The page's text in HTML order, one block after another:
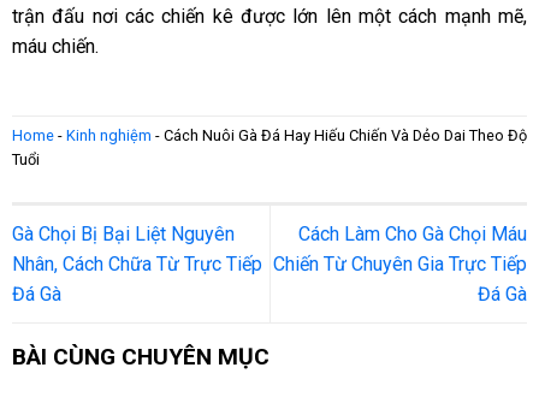
trận đấu nơi các chiến kê được lớn lên một cách mạnh mẽ,
máu chiến.
Home- Kinh nghiệm - Cách Nuôi Gà Đá Hay Hiếu Chiến Và Dẻo Dai Theo Độ
Tuổi
Gà Chọi Bị Bại Liệt Nguyên
Nhân, Cách Chữa Từ Trực Tiếp
Đá Gà
Cách Làm Cho Gà Chọi Máu
Chiến Từ Chuyên Gia Trực Tiếp
Đá Gà
BÀI CÙNG CHUYÊN MỤC